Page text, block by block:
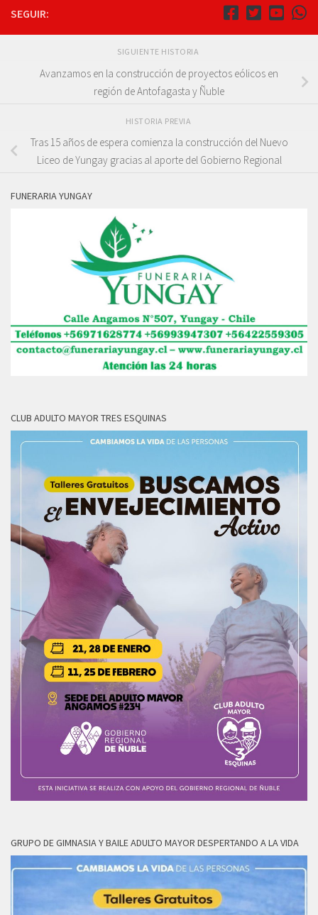
SEGUIR:
SIGUIENTE HISTORIA
Avanzamos en la construcción de proyectos eólicos en
región de Antofagasta y Ñuble
HISTORIA PREVIA
Tras 15 años de espera comienza la construcción del Nuevo
Liceo de Yungay gracias al aporte del Gobierno Regional
FUNERARIA YUNGAY
CLUB ADULTO MAYOR TRES ESQUINAS
GRUPO DE GIMNASIA Y BAILE ADULTO MAYOR DESPERTANDO A LA VIDA